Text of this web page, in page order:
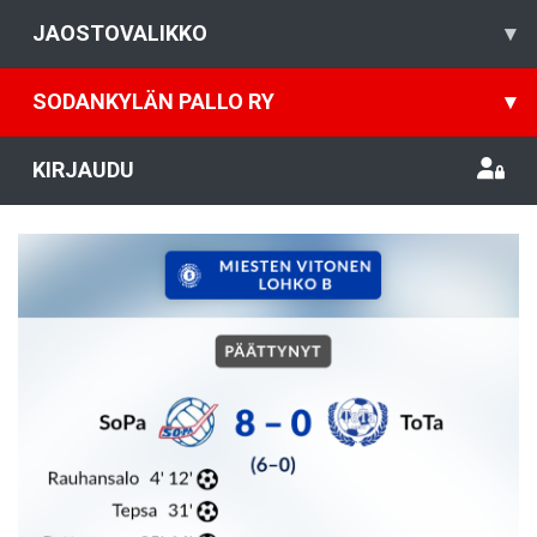
JAOSTOVALIKKO ▾
SODANKYLÄN PALLO RY ▾
KIRJAUDU